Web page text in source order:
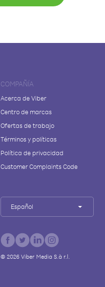
COMPAÑÍA
Acerca de Viber
Centro de marcas
Ofertas de trabajo
Términos y políticas
Política de privacidad
Customer Complaints Code
Español
© 2026Viber Media S.à r.l.